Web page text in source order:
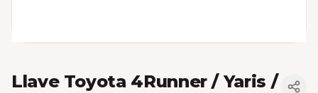
Llave Toyota 4Runner / Yaris /